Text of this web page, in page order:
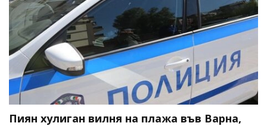
Пиян хулиган вилня на плажа във Варна,